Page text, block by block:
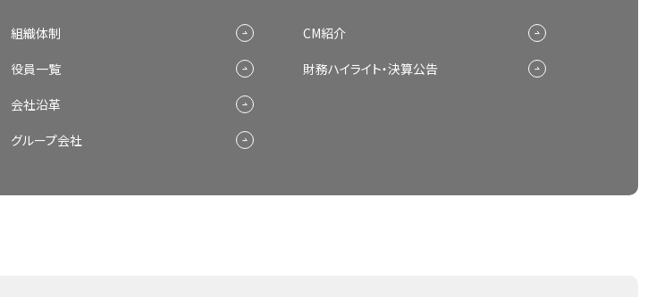
組織体制
役員一覧
会社沿革
グループ会社
CM紹介
財務ハイライト・決算公告